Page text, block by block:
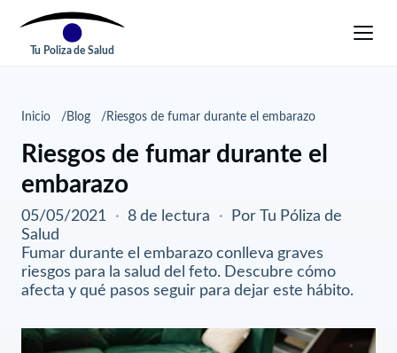
Tu Poliza de Salud
Inicio Blog Riesgos de fumar durante el embarazo
Riesgos de fumar durante el
embarazo
05/05/2021 · 8 de lectura ·
Por Tu Póliza de
Salud
Fumar durante el embarazo conlleva graves
riesgos para la salud del feto. Descubre cómo
afecta y qué pasos seguir para dejar este hábito.